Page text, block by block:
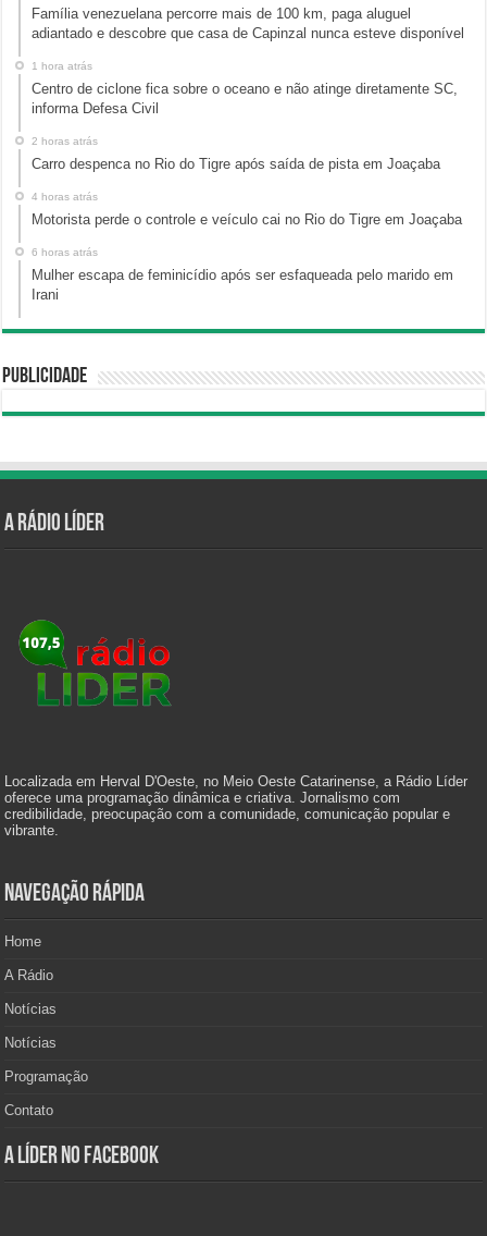
Família venezuelana percorre mais de 100 km, paga aluguel
adiantado e descobre que casa de Capinzal nunca esteve disponível
1 hora atrás
Centro de ciclone fica sobre o oceano e não atinge diretamente SC,
informa Defesa Civil
2 horas atrás
Carro despenca no Rio do Tigre após saída de pista em Joaçaba
4 horas atrás
Motorista perde o controle e veículo cai no Rio do Tigre em Joaçaba
6 horas atrás
Mulher escapa de feminicídio após ser esfaqueada pelo marido em
Irani
Publicidade
A Rádio Líder
Localizada em Herval D'Oeste, no Meio Oeste Catarinense, a Rádio Líder
oferece uma programação dinâmica e criativa. Jornalismo com
credibilidade, preocupação com a comunidade, comunicação popular e
vibrante.
Navegação Rápida
Home
A Rádio
Notícias
Notícias
Programação
Contato
A Líder no Facebook